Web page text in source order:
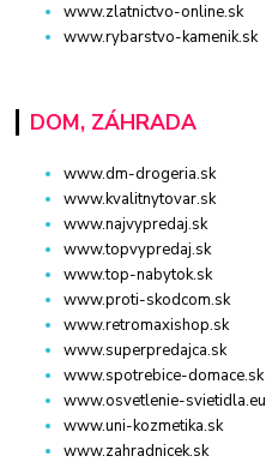
www.zlatnictvo-online.sk
www.rybarstvo-kamenik.sk
DOM, ZÁHRADA
www.dm-drogeria.sk
www.kvalitnytovar.sk
www.najvypredaj.sk
www.topvypredaj.sk
www.top-nabytok.sk
www.proti-skodcom.sk
www.retromaxishop.sk
www.superpredajca.sk
www.spotrebice-domace.sk
www.osvetlenie-svietidla.eu
www.uni-kozmetika.sk
www.zahradnicek.sk